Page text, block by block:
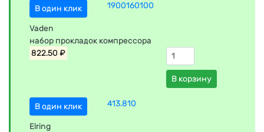
В один клик 1900160100
Vaden
набор прокладок компрессора
822.50 ₽
В корзину
В один клик 413.810
Elring